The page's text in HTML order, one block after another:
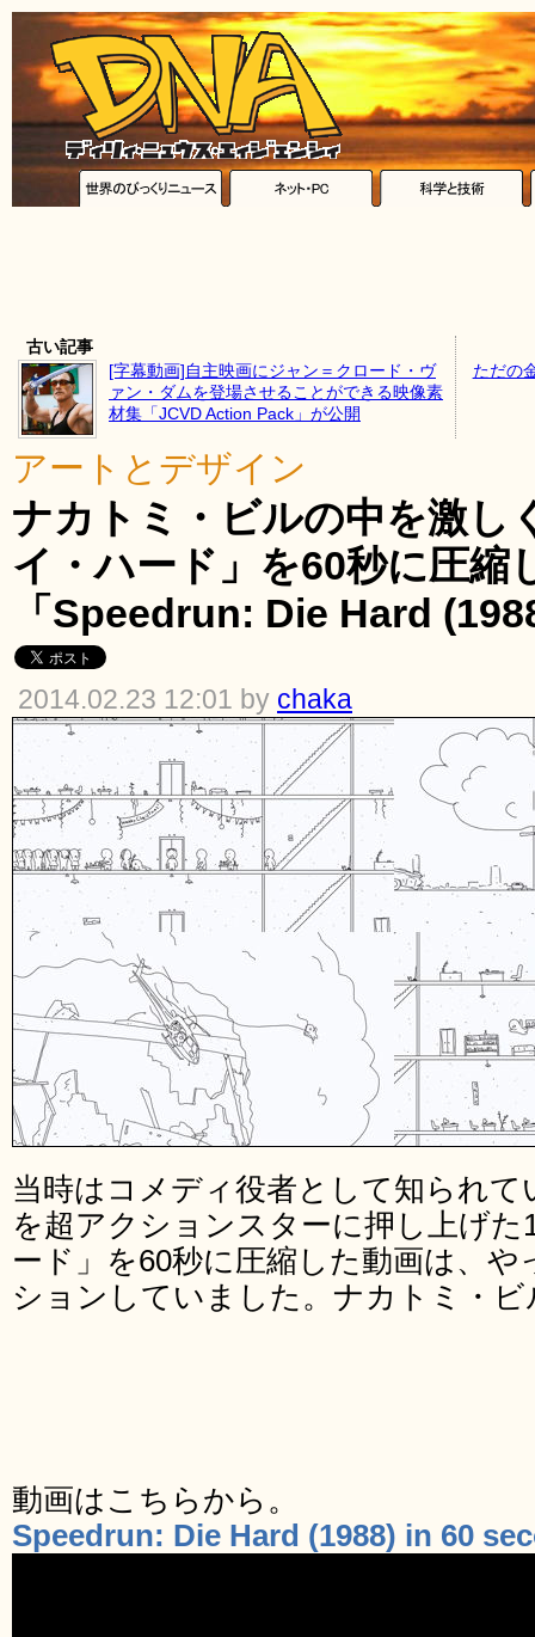
古い記事
[字幕動画]自主映画にジャン＝クロード・ヴ
ァン・ダムを登場させることができる映像素
材集「JCVD Action Pack」が公開
ただの
アートとデザイン
ナカトミ・ビルの中を激し
イ・ハード」を60秒に圧縮
「Speedrun: Die Hard
2014.02.23 12:01 by chaka
当時はコメディ役者として知られ
を超アクションスターに押し上げた
ード」を60秒に圧縮した動画は、
ションしていました。ナカトミ・
動画はこちらから。
Speedrun: Die Hard (1988) in 60